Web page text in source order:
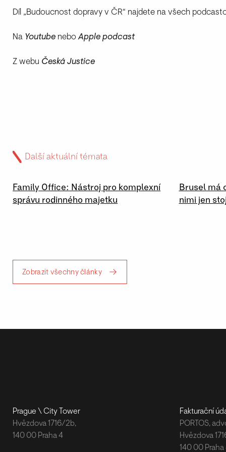
Díl „Budoucnost dopravy v ČR“ najdete na všech
Na Youtube neboApple podcast
Z webu Česká Justice
Další aktuální témata
Family Office: Nástroj pro komplexní
správu rodinného majetku
Brusel má
nimi jen
Zobrazit všechny články
Prague \ City Tower
Hvězdova 1716/2b,
140 00 Praha 4
Fakturační
PORTOS,
Hvězdova
140 00 Praha